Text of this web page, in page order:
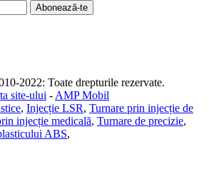
Abonează-te
2022: Toate drepturile rezervate.
site-ului - AMP Mobil
, Injecție LSR, Turnare prin injecție de
injecție medicală, Turnare de precizie,
ABS,